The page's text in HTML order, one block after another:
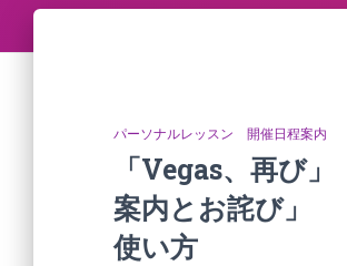
パーソナルレッスン 開催日程案内
「Vegas、再
案内とお
使い方